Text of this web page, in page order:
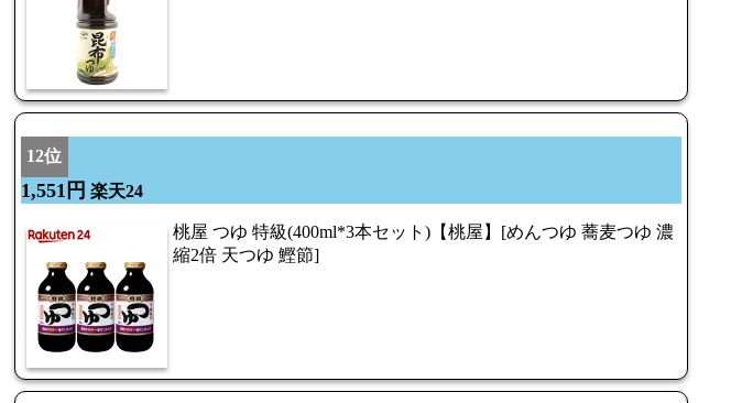
12位
1,551円 楽天24
桃屋 つゆ 特級(400ml*3本セット)【桃屋】[めんつゆ 蕎麦つゆ 濃
縮2倍 天つゆ 鰹節]